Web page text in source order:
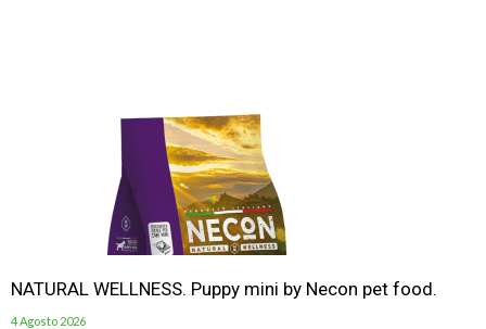
NATURAL WELLNESS. Puppy mini by Necon pet food.
4 Agosto 2026